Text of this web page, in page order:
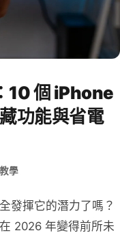
10 個 iPhone
功能與省電
學
發揮它的潛力了嗎？
2026 年變得前所未